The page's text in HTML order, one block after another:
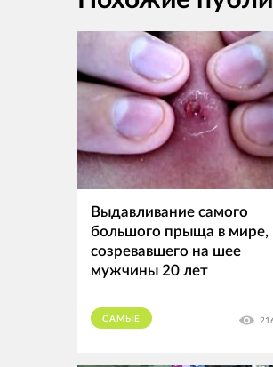
Выдавливание самого
большого прыща в мире,
созревавшего на шее
мужчины 20 лет
САМЫЕ